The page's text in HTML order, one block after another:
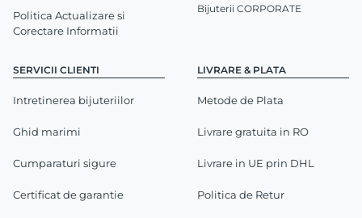
Politica Actualizare si
Corectare Informatii
SERVICII CLIENTI
Intretinerea bijuteriilor
Ghid marimi
Cumparaturi sigure
Certificat de garantie
LIVRARE & PLATA
Metode de Plata
Livrare gratuita in RO
Livrare in UE prin DHL
Politica de Retur
Bijuterii CORPORATE